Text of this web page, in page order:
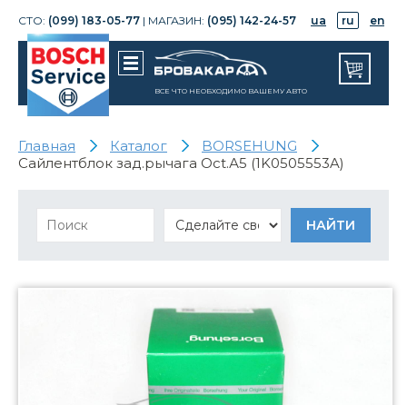
СТО: (099) 183-05-77 | МАГАЗИН: (095) 142-24-57 ua ru en
ВСЕ ЧТО НЕОБХОДИМО ВАШЕМУ АВТО
Главная Каталог
BORSEHUNG
Сайлентблок зад.рычага Oct.А5 (1K0505553A)